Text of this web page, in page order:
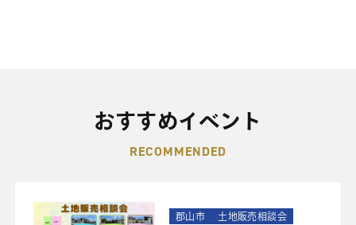
おすすめイベント
RECOMMENDED
郡山市 土地販売相談会